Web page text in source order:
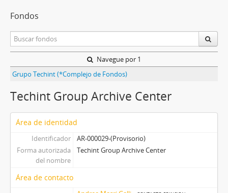
Fondos
Navegue por 1
Grupo Techint (*Complejo de Fondos)
Techint Group Archive Center
Área de identidad
Identificador
AR-000029-(Provisorio)
Forma autorizada
del nombre
Techint Group Archive Center
Área de contacto